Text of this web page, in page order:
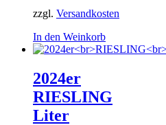
zzgl. Versandkosten
In den Weinkorb
2024er
RIESLING
Liter